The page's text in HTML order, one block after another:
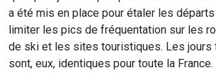
a été mis en place pour étaler les
limiter les pics de fréquentation sur les
de ski et les sites touristiques. Les jours
sont, eux, identiques pour toute la France.